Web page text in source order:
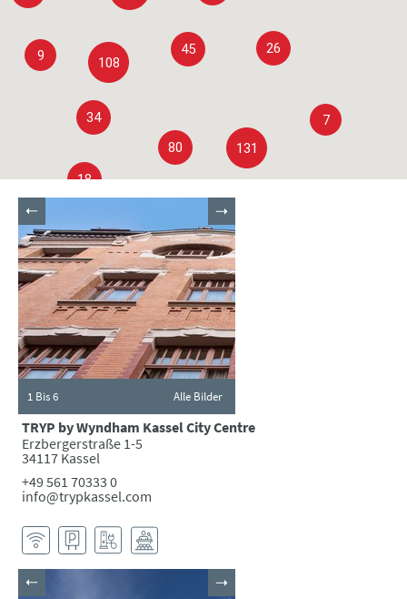
108
131
80
7
26
18
34
45
9
1 Bis 6 Alle Bilder
TRYP by Wyndham Kassel City Centre
Erzbergerstraße 1-5
34117 Kassel
+49 561 70333 0
info@trypkassel.com